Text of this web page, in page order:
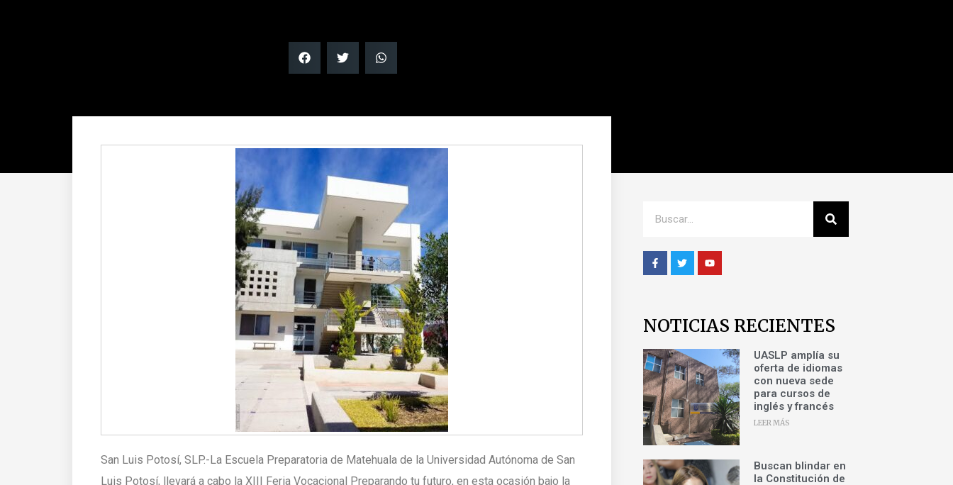
San Luis Potosí, SLP.-La Escuela Preparatoria de Matehuala de la Universidad Autónoma de San
Luis Potosí, llevará a cabo la XIII Feria Vocacional Preparando tu futuro, en esta ocasión bajo la
NOTICIAS RECIENTES
UASLP amplía su
oferta de idiomas
con nueva sede
para cursos de
inglés y francés
LEER MÁS
Buscan blindar en
la Constitución de